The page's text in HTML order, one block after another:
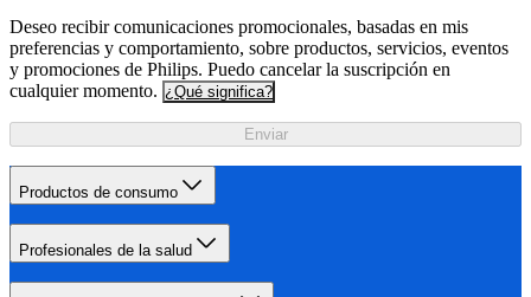
Deseo recibir comunicaciones promocionales, basadas en mis
preferencias y comportamiento, sobre productos, servicios, eventos
y promociones de Philips. Puedo cancelar la suscripción en
cualquier momento. ¿Qué significa?
Enviar
Productos de consumo
Profesionales de la salud